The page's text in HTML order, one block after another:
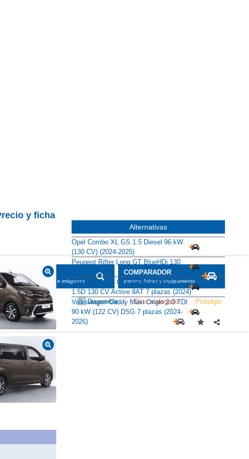
BUSCADOR
informaciones, fichas e imágenes
COMPARADOR
precios, fichas y equipamiento
Disponible Descatalogado Prototipo
Precio y ficha
Alternativas
Opel Combo XL GS 1.5 Diesel 96 kW
(130 CV) (2024-2025)
Peugeot Rifter Long GT BlueHDi 130
EAT8 (2024)
Toyota Proace City Verso Family L2
1.5D 130 CV Active 8AT 7 plazas (2024)
Volkswagen Caddy Maxi Origin 2.0 TDI
90 kW (122 CV) DSG 7 plazas (2024-